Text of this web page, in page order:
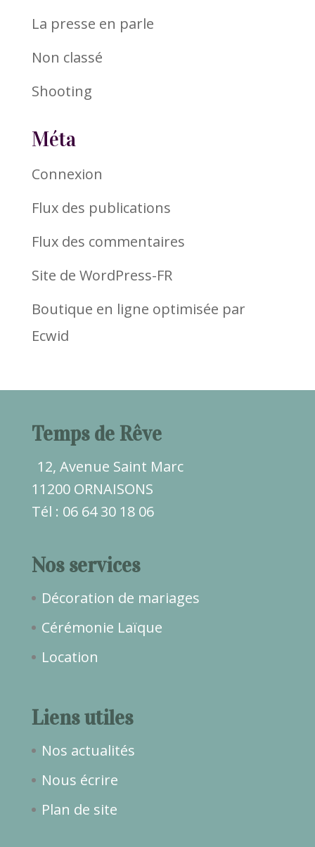
La presse en parle
Non classé
Shooting
Méta
Connexion
Flux des publications
Flux des commentaires
Site de WordPress-FR
Boutique en ligne optimisée par
Ecwid
Temps de Rêve
12, Avenue Saint Marc
11200 ORNAISONS
Tél : 06 64 30 18 06
Nos services
Décoration de mariages
Cérémonie Laïque
Location
Liens utiles
Nos actualités
Nous écrire
Plan de site